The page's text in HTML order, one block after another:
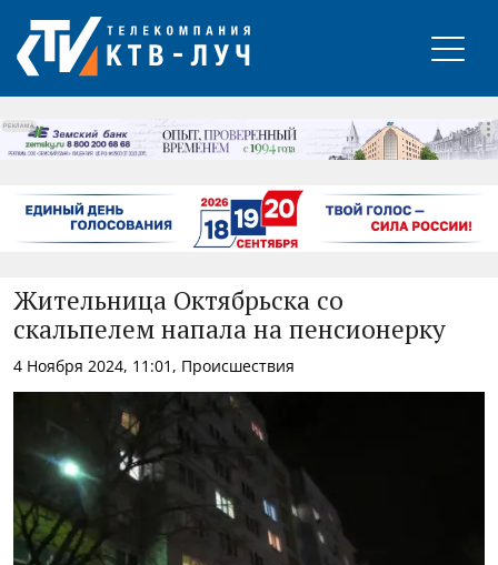
РЕКЛАМА
Жительница Октябрьска со
скальпелем напала на пенсионерку
4 Ноября 2024, 11:01, Происшествия